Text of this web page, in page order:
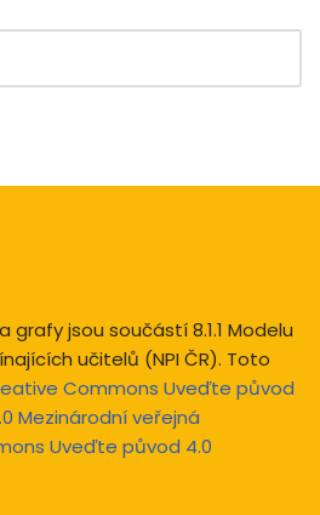
grafy jsou součástí 8.1.1 Modelu
učitelů (NPI ČR). Toto
Commons Uveďte původ
Mezinárodní veřejná
Uveďte původ 4.0